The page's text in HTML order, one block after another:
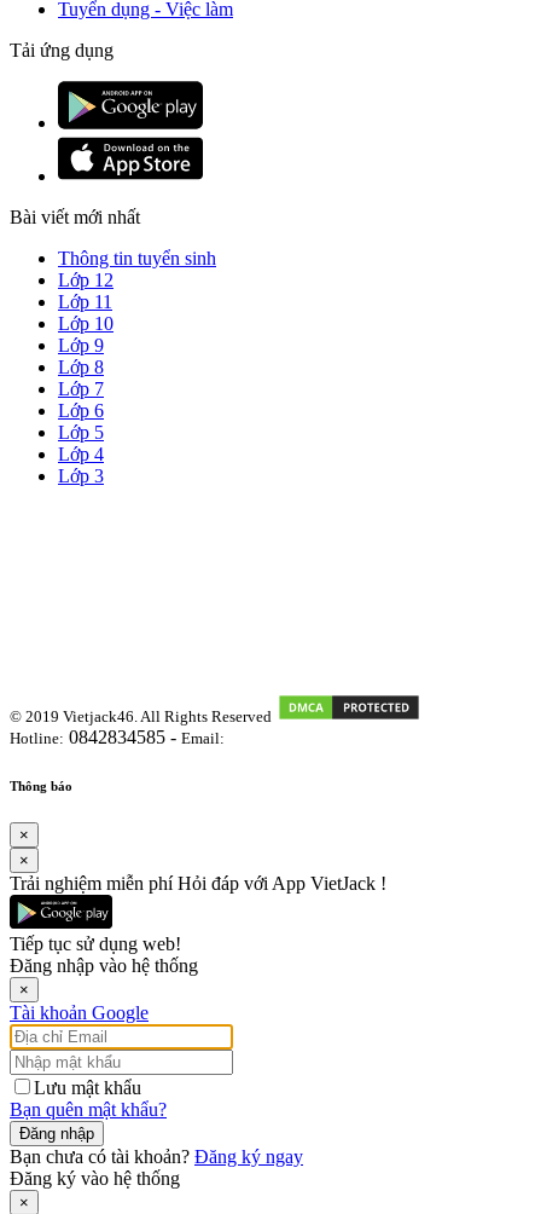
Tuyển dụng - Việc làm
Tải ứng dụng
Bài viết mới nhất
Thông tin tuyển sinh
Lớp 12
Lớp 11
Lớp 10
Lớp 9
Lớp 8
Lớp 7
Lớp 6
Lớp 5
Lớp 4
Lớp 3
© 2019 Vietjack46. All Rights Reserved
Hotline: 0842834585 - Email:
Thông báo
×
×
Trải nghiệm miễn phí Hỏi đáp với App VietJack !
Tiếp tục sử dụng web!
Đăng nhập vào hệ thống
×
Tài khoản Google
Lưu mật khẩu
Bạn quên mật khẩu?
Đăng nhập
Bạn chưa có tài khoản? Đăng ký ngay
Đăng ký vào hệ thống
×